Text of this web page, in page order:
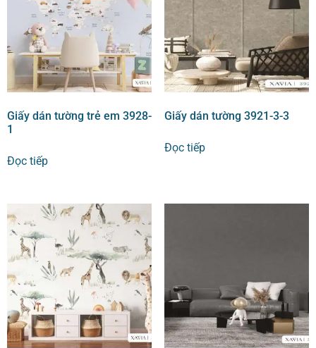
Giấy dán tường trẻ em 3928-
1
Đọc tiếp
Giấy dán tường 3921-3-3
Đọc tiếp